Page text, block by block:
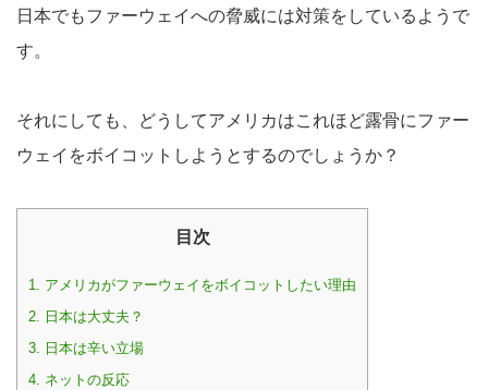
日本でもファーウェイへの脅威には対策をしているようで
す。
それにしても、どうしてアメリカはこれほど露骨にファー
ウェイをボイコットしようとするのでしょうか？
目次
1. アメリカがファーウェイをボイコットしたい理由
2. 日本は大丈夫？
3. 日本は辛い立場
4. ネットの反応